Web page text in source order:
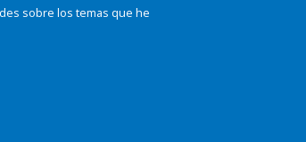
sobre los temas que he